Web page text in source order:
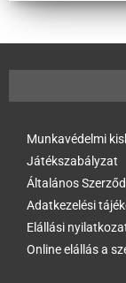
Munkavédelmi
Játékszabályzat
Általános
Adatkezelési
Elállási
Online elállás a